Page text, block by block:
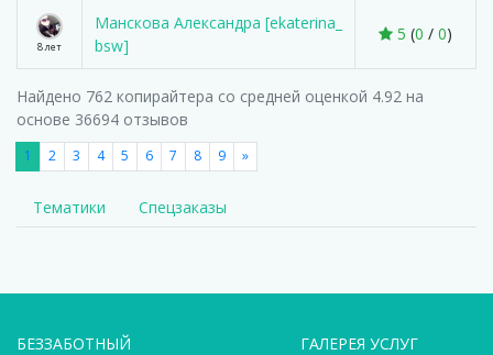
8 лет
Манскова Александра [ekaterina_
bsw]
5 (0 / 0)
Найдено 762 копирайтера со средней оценкой 4.92 на
основе 36694 отзывов
1 2 3 4 5 6 7 8 9 »
Тематики Спецзаказы
БЕЗЗАБОТНЫЙ
ГАЛЕРЕЯ УСЛУГ